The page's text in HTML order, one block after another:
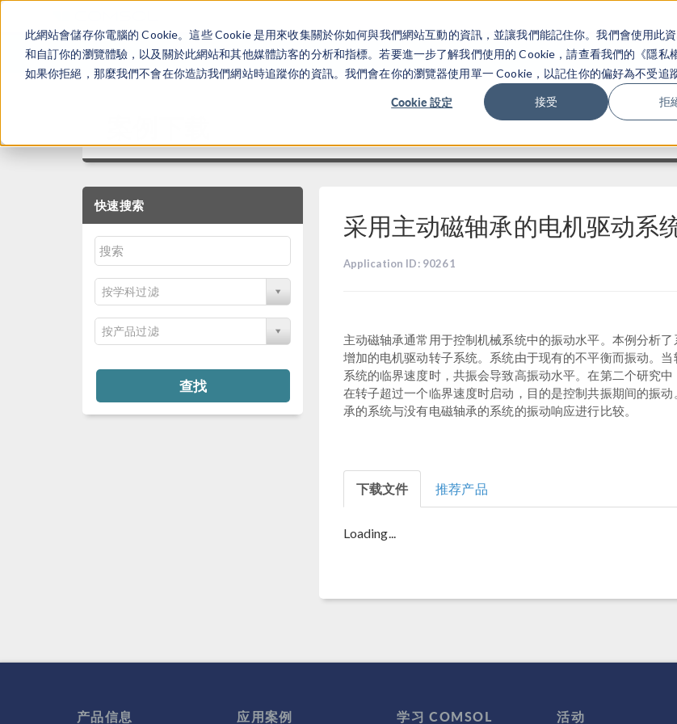
此網站會儲存你電腦的 Cookie。這些 Cookie 是用來收集關於你如何與我們網站互動的資訊，並讓我們能記住你。我們會使用此
和自訂你的瀏覽體驗，以及關於此網站和其他媒體訪客的分析和指標。若要進一步了解我們使用的 Cookie，請查看我們的《隱私
如果你拒絕，那麼我們不會在你造訪我們網站時追蹤你的資訊。我們會在你的瀏覽器使用單一 Cookie，以記住你的偏好為不受追蹤
Cookie 設定 接受 拒
产品 行
快速搜索
按学科过滤
按产品过滤
查找
采用主动磁轴承的电机驱动系
Application ID: 90261
主动磁轴承通常用于控制机械系统中的振动水平。本例分析
增加的电机驱动转子系统。系统由于现有的不平衡而振动。当
系统的临界速度时，共振会导致高振动水平。在第二个研究中
在转子超过一个临界速度时启动，目的是控制共振期间的振动
承的系统与没有电磁轴承的系统的振动响应进行比较。
下载文件 推荐产品
Loading...
产品信息 应用案例 学习 COMSOL 活动